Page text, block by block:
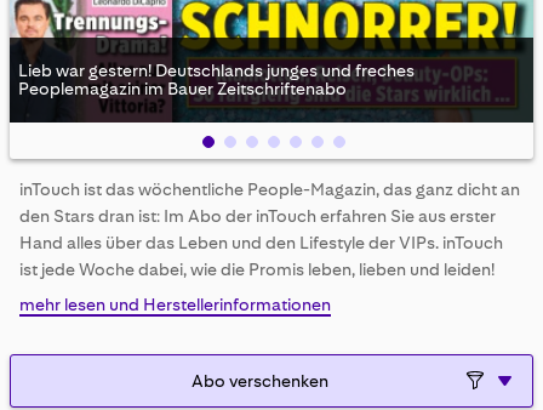
Lieb war gestern! Deutschlands junges und freches
Peoplemagazin im Bauer Zeitschriftenabo
to
the
beginning
of
images
inTouch ist das wöchentliche People-Magazin, das ganz dicht an
den Stars dran ist: Im Abo der inTouch erfahren Sie aus erster
Hand alles über das Leben und den Lifestyle der VIPs. inTouch
ist jede Woche dabei, wie die Promis leben, lieben und leiden!
mehr lesen und Herstellerinformationen